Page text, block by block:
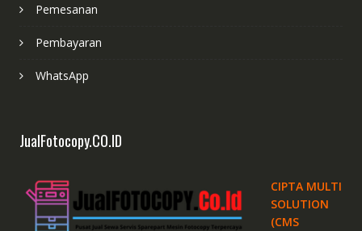
Pemesanan
Pembayaran
WhatsApp
JualFotocopy.CO.ID
CIPTA MULTI
SOLUTION
(CMS